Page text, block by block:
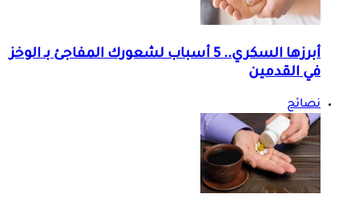
أبرزها السكري.. 5 أسباب لشعورك المفاجئ بـ الوخز
في القدمين
نصائح